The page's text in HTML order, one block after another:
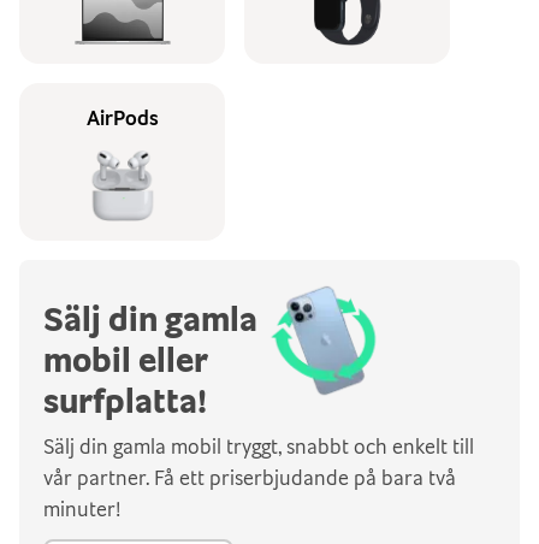
AirPods
Sälj din gamla
mobil eller
surfplatta!
Sälj din gamla mobil tryggt, snabbt och enkelt till
vår partner. Få ett priserbjudande på bara två
minuter!